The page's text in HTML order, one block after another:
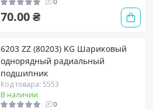
0
70.00 ₴
6203 ZZ (80203) KG Шариковый
однорядный радиальный
подшипник
Код товара: 5553
В наличии
0